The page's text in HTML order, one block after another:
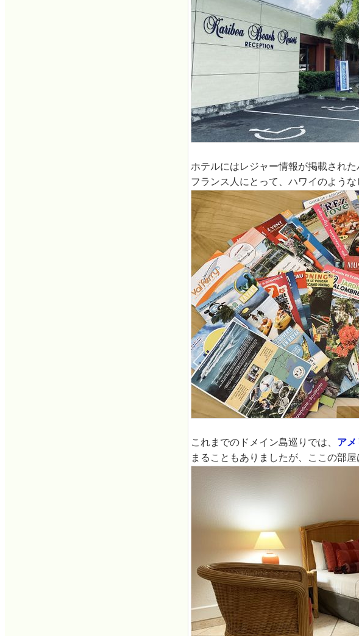
ホテルにはレジャー情報が掲載され
フランス人にとって、ハワイのような
これまでのドメイン島巡りでは、 ア
まることもありましたが、ここの部